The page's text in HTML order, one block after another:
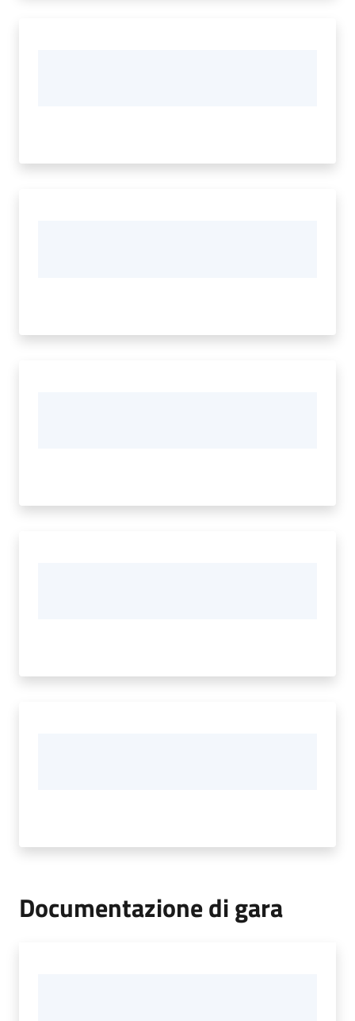
Documentazione di gara